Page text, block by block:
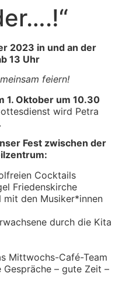
2023 in und an der
13 Uhr
feiern!
1. Oktober um 10.30
wird Petra
Fest zwischen der
Cocktails
Friedenskirche
den Musiker*innen
durch die Kita
Mittwochs-Café-Team
– gute Zeit –